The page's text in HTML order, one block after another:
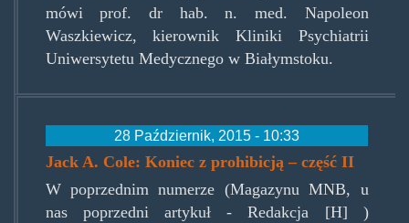
mówi prof. dr hab. n. med. Napoleon
Waszkiewicz, kierownik Kliniki Psychiatrii
Uniwersytetu Medycznego w Białymstoku.
28 Październik, 2015 - 10:33
Jack A. Cole: Koniec z prohibicją – część II
W poprzednim numerze (Magazynu MNB, u
nas poprzedni artykuł - Redakcja [H] )